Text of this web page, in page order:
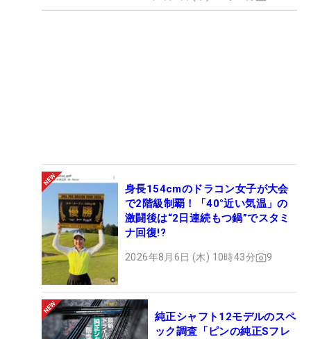
身長154cmのドラコン女子が大会
で2階級制覇！「40°近い気温」の
激闘後は“2日連続もつ鍋”でスタミ
ナ回復!?
2026年8月6日 (木) 10時43分 9
純正シャフト12モデルのスペ
ック調査「ピンの純正Sフレ